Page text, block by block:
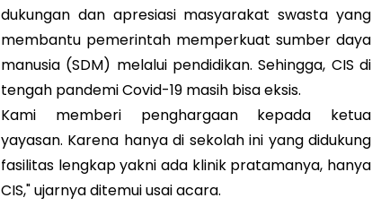
dukungan dan apresiasi masyarakat swasta yang
membantu pemerintah memperkuat sumber daya
manusia (SDM) melalui pendidikan. Sehingga, CIS di
tengah pandemi Covid-19 masih bisa eksis.
Kami memberi penghargaan kepada ketua
yayasan. Karena hanya di sekolah ini yang didukung
fasilitas lengkap yakni ada klinik pratamanya, hanya
CIS," ujarnya ditemui usai acara.